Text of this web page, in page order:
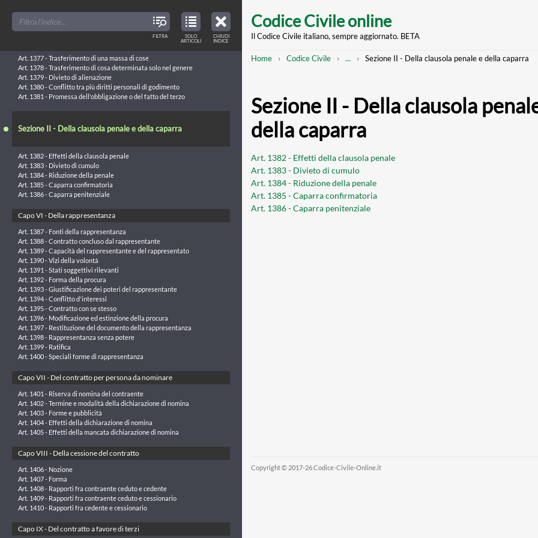
TABLE
OF
CONTENTS
CHIUDI
INDICE
main
Codice Civile online
Il Codice Civile italiano, sempre aggiornato. BETA
Breadcrumb
Home Codice Civile
Mostra
... Sezione II - Della clausola penale e della caparra
Sezione II - Della clausola
della caparra
Art. 1382 - Effetti della clausola penale
Art. 1383 - Divieto di cumulo
Art. 1384 - Riduzione della penale
Art. 1385 - Caparra confirmatoria
Art. 1386 - Caparra penitenziale
Copyright © 2017-26 Codice-Civile-Online.it
TOC
TITLES
FILTRA
VIEW
ONLY
ARTICLES
IN
TABLE
SOLO
ARTICOLI
Art. 1373 - Recesso unilaterale
Art. 1377 - Trasferimento di una massa di cose
Art. 1378 - Trasferimento di cosa determinata solo nel genere
Art. 1379 - Divieto di alienazione
Art. 1380 - Conflitto tra più diritti personali di godimento
Art. 1381 - Promessa dell'obbligazione o del fatto del terzo
Sezione II - Della clausola penale e della caparra
Art. 1382 - Effetti della clausola penale
Art. 1383 - Divieto di cumulo
Art. 1384 - Riduzione della penale
Art. 1385 - Caparra confirmatoria
Art. 1386 - Caparra penitenziale
Capo VI - Della rappresentanza
Art. 1387 - Fonti della rappresentanza
Art. 1388 - Contratto concluso dal rappresentante
Art. 1389 - Capacità del rappresentante e del rappresentato
Art. 1390 - Vizi della volontà
Art. 1391 - Stati soggettivi rilevanti
Art. 1392 - Forma della procura
Art. 1393 - Giustificazione dei poteri del rappresentante
Art. 1394 - Conflitto d'interessi
Art. 1395 - Contratto con se stesso
Art. 1396 - Modificazione ed estinzione della procura
Art. 1397 - Restituzione del documento della rappresentanza
Art. 1398 - Rappresentanza senza potere
Art. 1399 - Ratifica
Art. 1400 - Speciali forme di rappresentanza
Capo VII - Del contratto per persona da nominare
Art. 1401 - Riserva di nomina del contraente
Art. 1402 - Termine e modalità della dichiarazione di nomina
Art. 1403 - Forme e pubblicità
Art. 1404 - Effetti della dichiarazione di nomina
Art. 1405 - Effetti della mancata dichiarazione di nomina
Capo VIII - Della cessione del contratto
Art. 1406 - Nozione
Art. 1407 - Forma
Art. 1408 - Rapporti fra contraente ceduto e cedente
Art. 1409 - Rapporti fra contraente ceduto e cessionario
Art. 1410 - Rapporti fra cedente e cessionario
Capo IX - Del contratto a favore di terzi